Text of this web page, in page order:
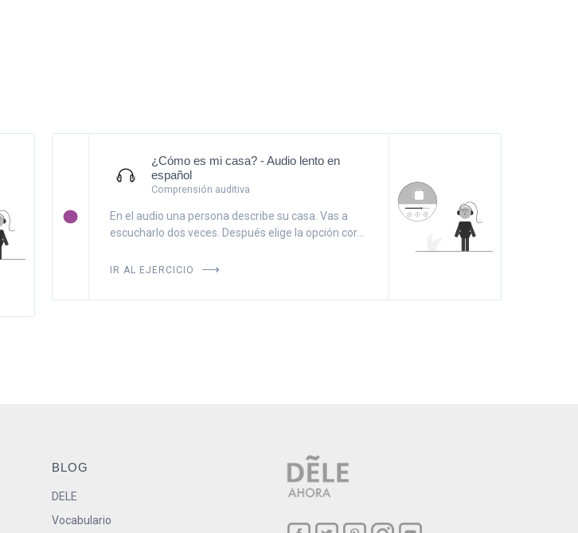
¿Cómo es mi casa? - Audio lento en
español
Comprensión auditiva
En el audio una persona describe su casa. Vas a
escucharlo dos veces. Después elige la opción cor...
IR AL EJERCICIO
BLOG
DELE
Vocabulario